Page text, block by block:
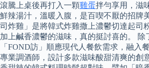
滾騰上桌後再打入一顆雞蛋拌勻享用，滋
鮮辣湯汁，溫暖入腹，是百喫不厭的招牌
司炸雞」是將韓式炸雞撒上濃鬱切達起司
加上鹹香濃鬱的滋味，真的挺討喜的。 除
「FOND訪」順應現代人餐飲需求，融入
專業調酒師，設計多款滋味酸甜清爽的創